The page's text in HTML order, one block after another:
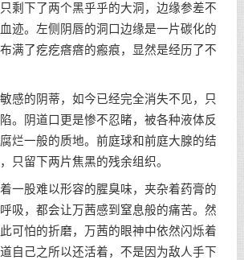
剩下了两个黑乎乎的大洞，边缘参差不
迹。左侧阴唇的洞口边缘是一片碳化的
满了疙疙瘩瘩的瘢痕，显然是经历了不
的阴蒂，如今已经完全消失不见，只
。阴道口更是惨不忍睹，被各种液体反
烂一般的质地。前庭球和前庭大腺的结
只留下两片焦黑的残余组织。
股难以形容的腥臭味，夹杂着药膏的
吸，都会让万茜感到窒息般的痛苦。然
可怕的折磨，万茜的眼神中依然闪烁着
自己之所以还活着，不是因为敌人手下